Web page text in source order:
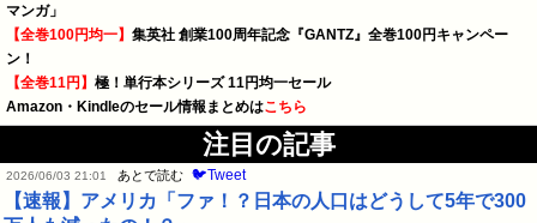
マンガ」
【全巻100円均一】 集英社 創業100周年記念『GANTZ』全巻100円キャンペー
ン！
【全巻11円】 極！単行本シリーズ 11円均一セール
Amazon・Kindleのセール情報まとめはこちら
注目の記事
2026/06/03 21:01 あとで読む 🐦Tweet
【速報】アメリカ「ファ！？日本の人口はどうして5年で300